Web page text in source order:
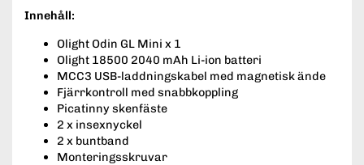
Innehåll:
Olight Odin GL Mini x 1
Olight 18500 2040 mAh Li-ion batteri
MCC3 USB-laddningskabel med magnetisk ände
Fjärrkontroll med snabbkoppling
Picatinny skenfäste
2 x insexnyckel
2 x buntband
Monteringsskruvar